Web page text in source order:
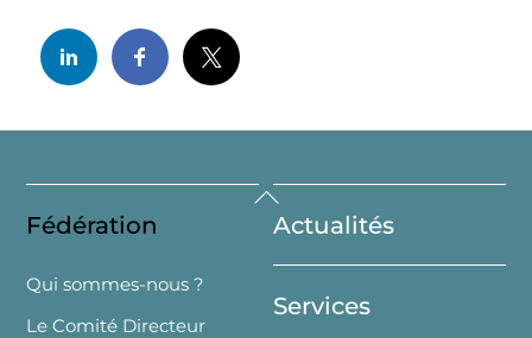
Back
To
Top
Fédération
Qui sommes-nous ?
Le Comité Directeur
Actualités
Services